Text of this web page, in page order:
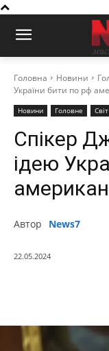
Головна Новини
України бити по рф
Новини Головне Світ
Спікер
ідею
Автор News7
22.05.2024